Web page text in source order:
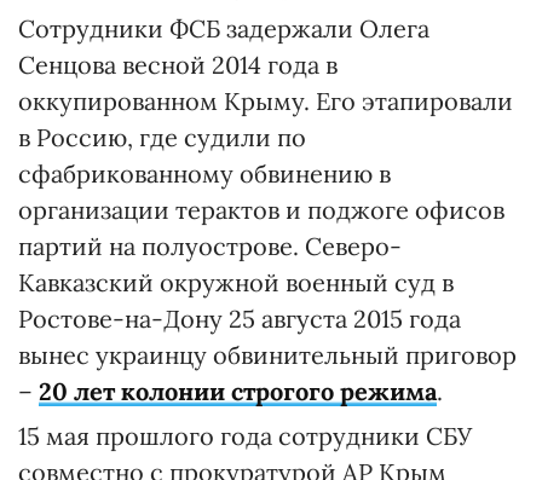
Сотрудники ФСБ задержали Олега
Сенцова весной 2014 года в
оккупированном Крыму. Его этапировали
в Россию, где судили по
сфабрикованному обвинению в
организации терактов и поджоге офисов
партий на полуострове. Северо-
Кавказский окружной военный суд в
Ростове-на-Дону 25 августа 2015 года
вынес украинцу обвинительный приговор
– 20 лет колонии строгого режима.
15 мая прошлого года сотрудники СБУ
совместно с прокуратурой АР Крым